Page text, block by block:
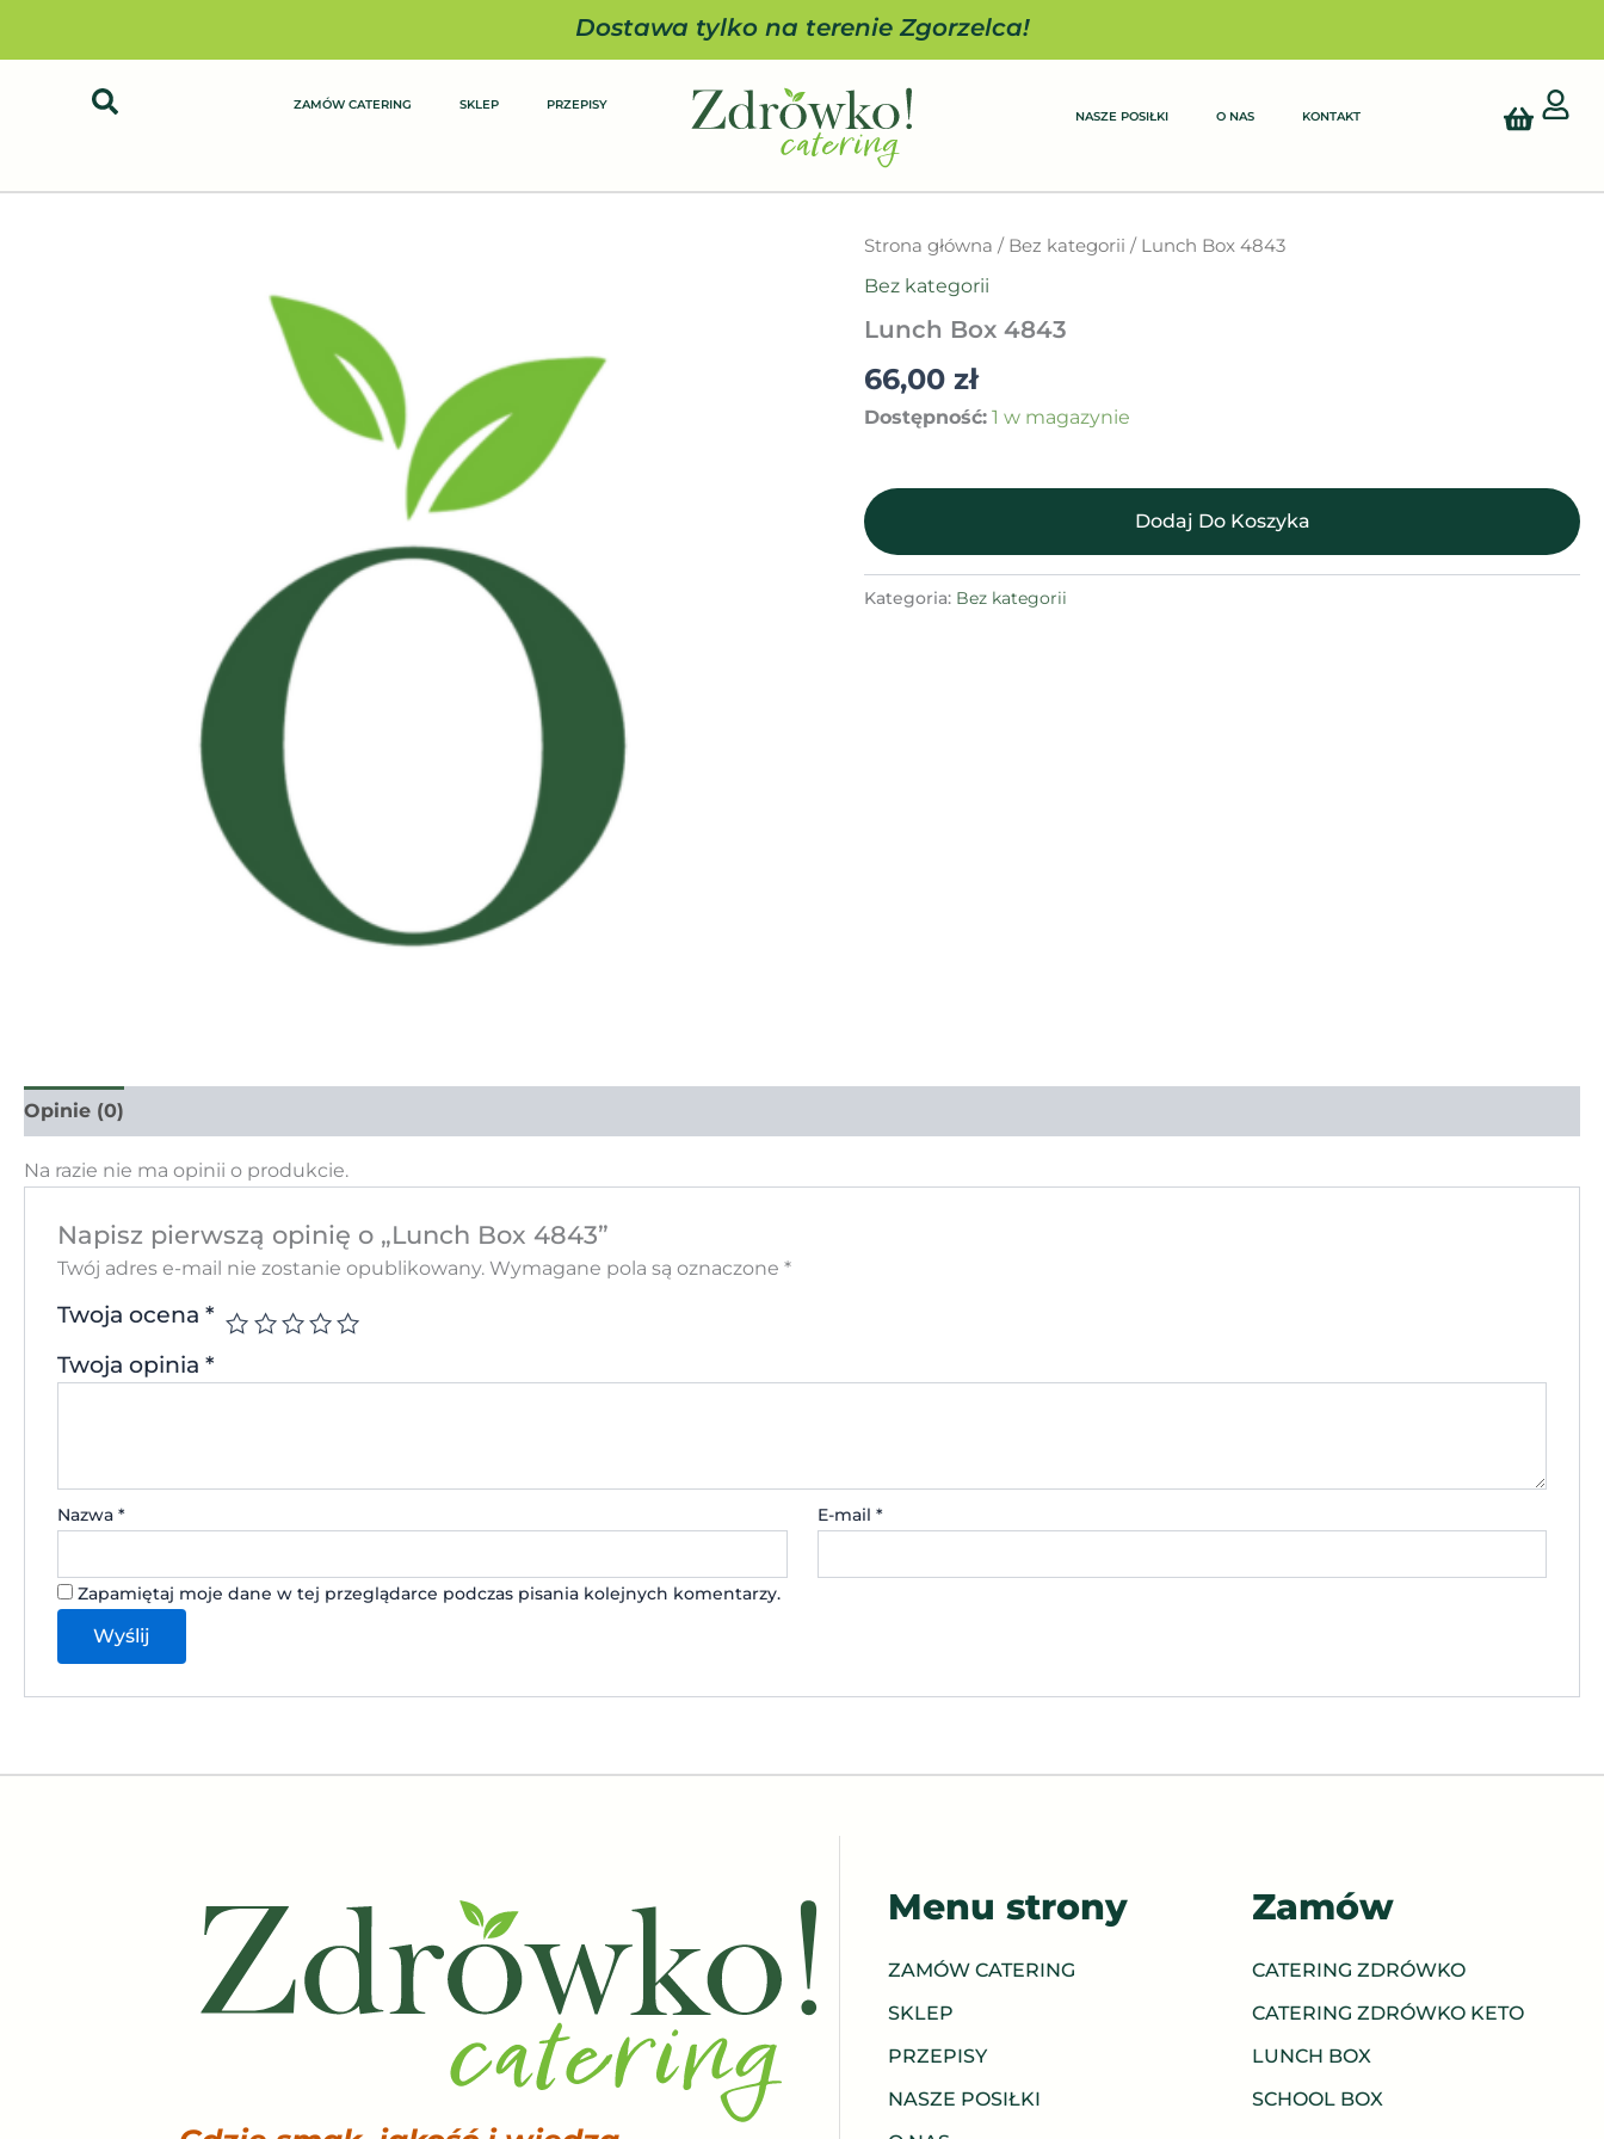
Dostawa tylko na terenie Zgorzelca!
ZAMÓW CATERING SKLEP PRZEPISY
NASZE POSIŁKI O NAS KONTAKT Cart
Strona główna / Bez kategorii / Lunch Box 4843
Bez kategorii
Lunch Box 4843
66,00zł
Dostępność: 1 w magazynie
ilość
Box
Dodaj Do Koszyka
Kategoria: Bez kategorii
Opinie (0)
Na razie nie ma opinii o produkcie.
Napisz pierwszą opinię o „Lunch Box 4843”
Twój adres e-mail nie zostanie opublikowany. Wymagane pola są oznaczone *
Twoja ocena *
Twoja opinia *
Nazwa * E-mail *
Zapamiętaj moje dane w tej przeglądarce podczas pisania kolejnych komentarzy.
Menu strony
ZAMÓW CATERING
SKLEP
PRZEPISY
NASZE POSIŁKI
Zamów
CATERING ZDRÓWKO
CATERING ZDRÓWKO KETO
LUNCH BOX
SCHOOL BOX